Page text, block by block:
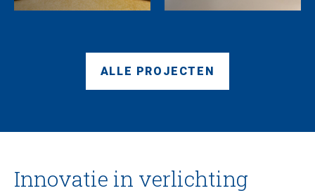
ALLE PROJECTEN
Innovatie in verlichting